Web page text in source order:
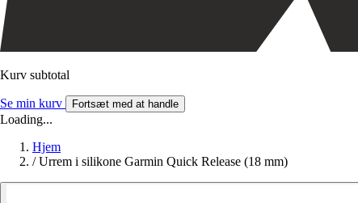
Kurv subtotal
Se min kurv Fortsæt med at handle
Loading...
Hjem
/ Urrem i silikone Garmin Quick Release (18 mm)